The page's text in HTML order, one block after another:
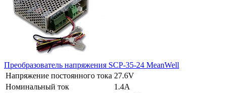
Преобразователь напряжения SCP-35-24 MeanWell
Напряжение постоянного тока 27.6V
Номинальный ток
1.4A